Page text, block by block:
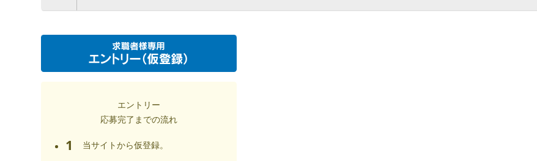
エントリー
応募完了までの流れ
1 当サイトから仮登録。